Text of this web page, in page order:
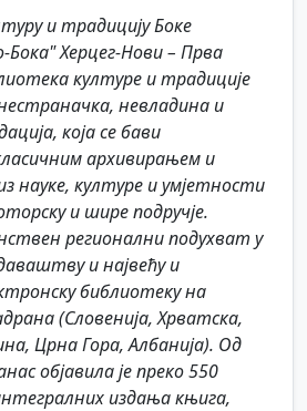
и традицију Боке
Бока" Херцег-Нови – Прва
културе и традиције
невладина и
која се бави
архивирањем и
науке, културе и умјетности
и шире подручје.
регионални подухват у
и највећу и
библиотеку на
(Словенија, Хрватска,
Црна Гора, Албанија). Од
објавила је преко 550
издања књига,